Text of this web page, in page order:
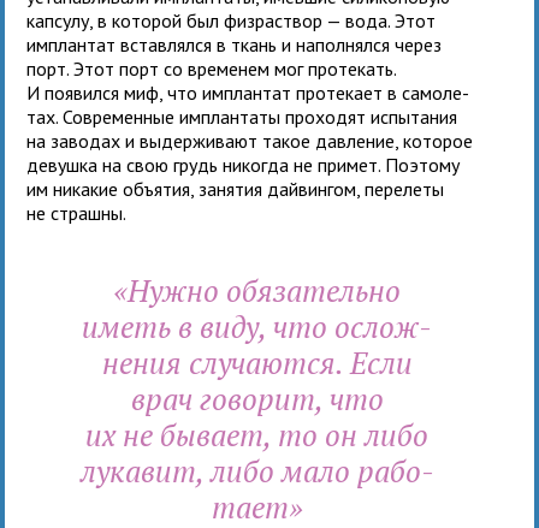
кап­сулу, в кото­рой был физ­рас­твор — вода. Этот
имплан­тат встав­лялся в ткань и напол­нялся через
порт. Этот порт со вре­ме­нем мог про­те­кать.
И появился миф, что имплан­тат про­те­кает в само­ле­
тах. Современные имплан­таты про­хо­дят испы­та­ния
на заво­дах и выдер­жи­вают такое дав­ле­ние, кото­рое
девушка на свою грудь нико­гда не при­мет. Поэтому
им ника­кие объ­я­тия, заня­тия дай­вин­гом, пере­леты
не страшны.
«Нужно обя­за­тельно
иметь в виду, что ослож­
не­ния слу­ча­ются. Если
врач гово­рит, что
их не бывает, то он либо
лука­вит, либо мало рабо­
тает»